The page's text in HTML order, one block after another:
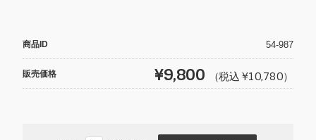
e
b
o
商品ID 54-987
販売価格 ¥9,800 （税込 ¥10,780）